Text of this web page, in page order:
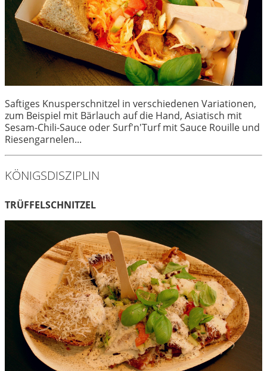
Saftiges Knusperschnitzel in verschiedenen Variationen,
zum Beispiel mit Bärlauch auf die Hand, Asiatisch mit
Sesam-Chili-Sauce oder Surf'n'Turf mit Sauce Rouille und
Riesengarnelen...
KÖNIGSDISZIPLIN
TRÜFFELSCHNITZEL